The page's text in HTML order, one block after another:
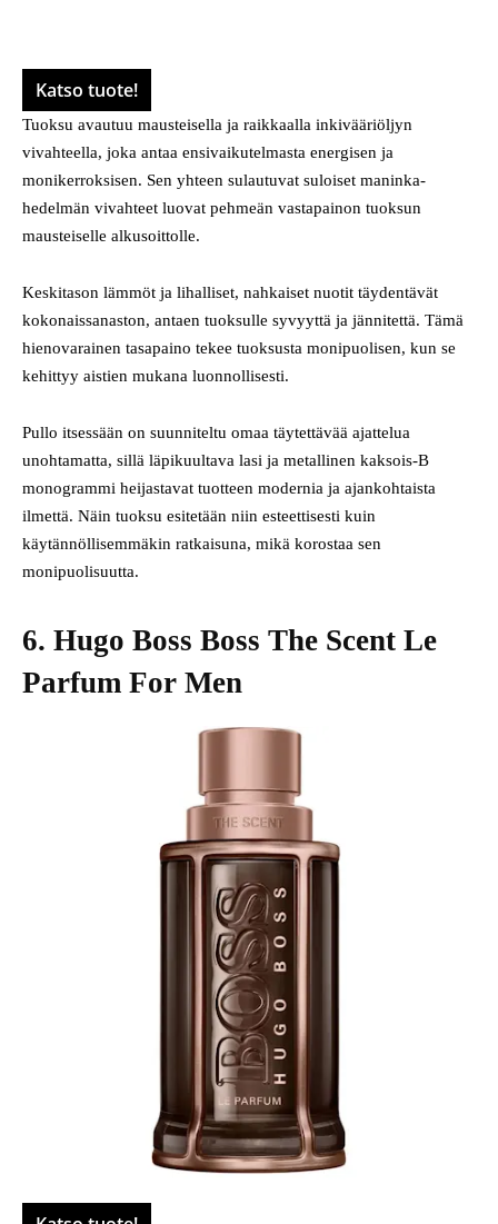
Katso tuote!
Tuoksu avautuu mausteisella ja raikkaalla inkivääriöljyn
vivahteella, joka antaa ensivaikutelmasta energisen ja
monikerroksisen. Sen yhteen sulautuvat suloiset maninka-
hedelmän vivahteet luovat pehmeän vastapainon tuoksun
mausteiselle alkusoittolle.
Keskitason lämmöt ja lihalliset, nahkaiset nuotit täydentävät
kokonaissanaston, antaen tuoksulle syvyyttä ja jännitettä. Tämä
hienovarainen tasapaino tekee tuoksusta monipuolisen, kun se
kehittyy aistien mukana luonnollisesti.
Pullo itsessään on suunniteltu omaa täytettävää ajattelua
unohtamatta, sillä läpikuultava lasi ja metallinen kaksois-B
monogrammi heijastavat tuotteen modernia ja ajankohtaista
ilmettä. Näin tuoksu esitetään niin esteettisesti kuin
käytännöllisemmäkin ratkaisuna, mikä korostaa sen
monipuolisuutta.
6. Hugo Boss Boss The Scent Le
Parfum For Men